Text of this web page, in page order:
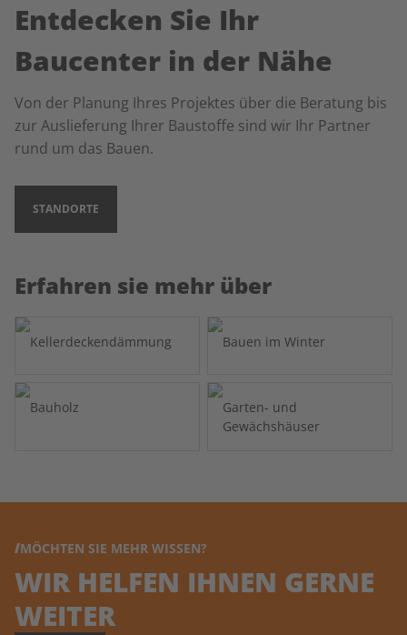
Entdecken Sie Ihr
Baucenter in der Nähe
Von der Planung Ihres Projektes über die Beratung bis
zur Auslieferung Ihrer Baustoffe sind wir Ihr Partner
rund um das Bauen.
STANDORTE
Erfahren sie mehr über
Kellerdeckendämmung Bauen im Winter
Bauholz
Garten- und
Gewächshäuser
MÖCHTEN SIE MEHR WISSEN?
WIR HELFEN IHNEN GERNE
WEITER